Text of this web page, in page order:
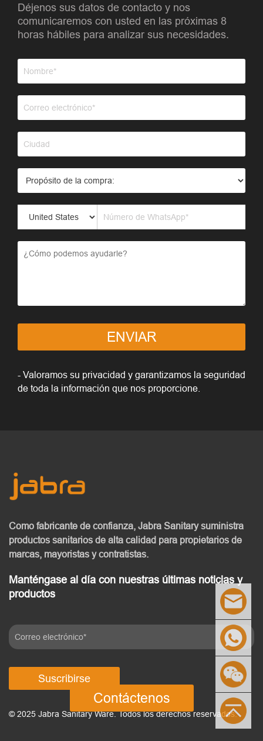
Déjenos sus datos de contacto y nos
comunicaremos con usted en las próximas 8
horas hábiles para analizar sus necesidades.
ENVIAR
- Valoramos su privacidad y garantizamos la seguridad
de toda la información que nos proporcione.
Como fabricante de confianza, Jabra Sanitarysuministra
productos sanitarios de alta calidad para propietarios de
marcas, mayoristas y contratistas.
Manténgase al día con nuestras últimas noticias y
productos
Suscribirse
© 2025 Jabra Sanitary Ware. Todos los derechos reservados.
Contáctenos